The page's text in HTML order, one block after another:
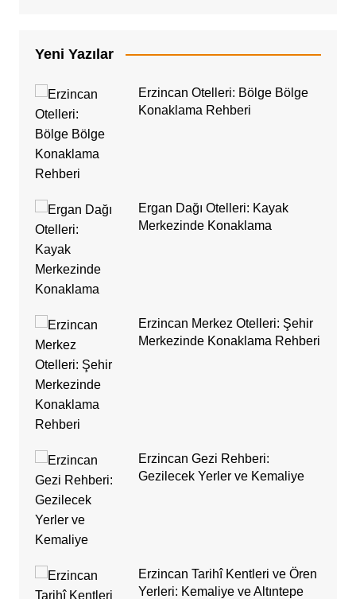
Yeni Yazılar
Erzincan Otelleri: Bölge Bölge
Konaklama Rehberi
Ergan Dağı Otelleri: Kayak
Merkezinde Konaklama
Erzincan Merkez Otelleri: Şehir
Merkezinde Konaklama Rehberi
Erzincan Gezi Rehberi:
Gezilecek Yerler ve Kemaliye
Erzincan Tarihî Kentleri ve Ören
Yerleri: Kemaliye ve Altıntepe